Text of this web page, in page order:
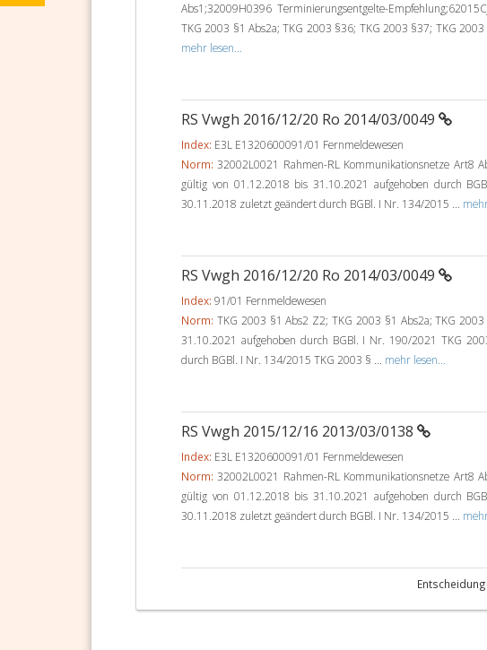
Abs1;32009H0396 Terminierungsentgelte-
TKG 2003 §1 Abs2a; TKG 2003 §36; TKG 2003 §37; TKG
mehr lesen...
RS Vwgh 2016/12/20 Ro 2014/03/0049
Index: E3L E1320600091/01 Fernmeldewesen
Norm: 32002L0021 Rahmen-RL Kommunikationsnetze Art8
gültig von 01.12.2018 bis 31.10.2021 aufgehoben durch
30.11.2018 zuletzt geändert durch BGBl. I Nr. 134/2015 ...
RS Vwgh 2016/12/20 Ro 2014/03/0049
Index: 91/01 Fernmeldewesen
Norm: TKG 2003 §1 Abs2 Z2; TKG 2003 §1 Abs2a; TKG
31.10.2021 aufgehoben durch BGBl. I Nr. 190/2021 TKG
durch BGBl. I Nr. 134/2015 TKG 2003 § ... mehr lesen...
RS Vwgh 2015/12/16 2013/03/0138
Index: E3L E1320600091/01 Fernmeldewesen
Norm: 32002L0021 Rahmen-RL Kommunikationsnetze Art8
gültig von 01.12.2018 bis 31.10.2021 aufgehoben durch
30.11.2018 zuletzt geändert durch BGBl. I Nr. 134/2015 ...